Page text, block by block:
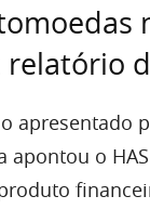
apresentado
apontou o